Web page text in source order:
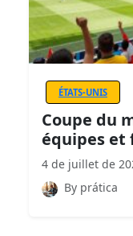
ÉTATS-UNIS
Coupe du
équipes et
4 de juillet de
By prática